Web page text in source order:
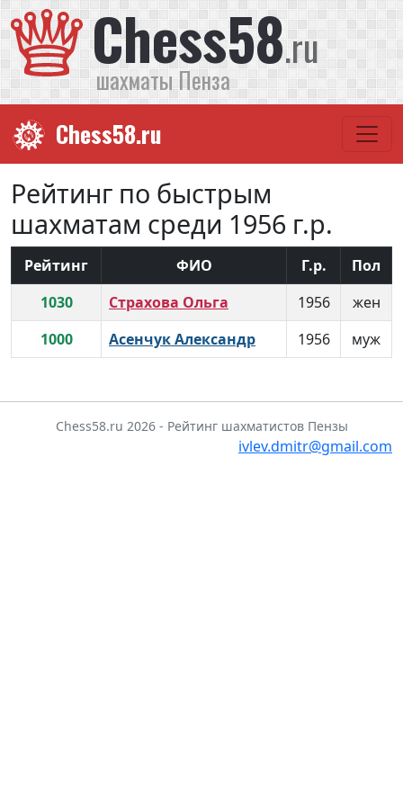
Chess58.ru
шахматы Пенза
Chess58.ru
Рейтинг по быстрым
шахматам среди 1956 г.р.
Рейтинг ФИО Г.р.
Пол
1030
Страхова Ольга 1956
жен
1000
Асенчук Александр 1956 муж
Chess58.ru 2026 - Рейтинг шахматистов Пензы
ivlev.dmitr@gmail.com